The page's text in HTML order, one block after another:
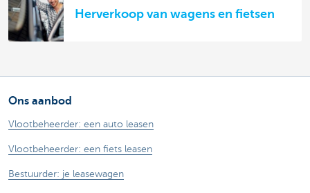
Herverkoop van wagens en fietsen
Ons aanbod
Vlootbeheerder: een auto leasen
Vlootbeheerder: een fiets leasen
Bestuurder: je leasewagen